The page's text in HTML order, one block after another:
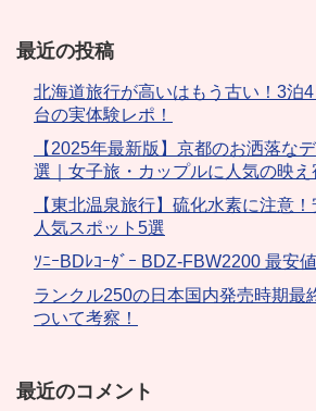
最近の投稿
北海道旅行が高いはもう古い！3泊
台の実体験レポ！
【2025年最新版】京都のお洒落な
選｜女子旅・カップルに人気の映え
【東北温泉旅行】硫化水素に注意
人気スポット5選
ｿﾆｰBDﾚｺｰﾀﾞｰ BDZ-FBW2200 最安
ランクル250の日本国内発売時期最
ついて考察！
最近のコメント